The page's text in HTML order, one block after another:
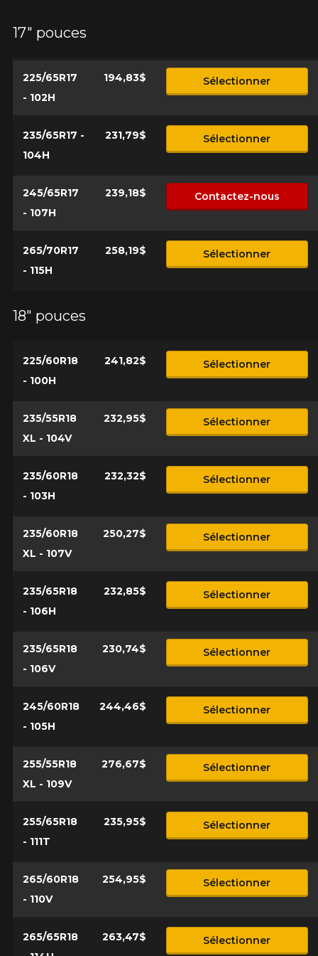
17" pouces
225/65R17
- 102H
194,83$ Sélectionner
235/65R17 -
104H
231,79$ Sélectionner
245/65R17
- 107H
239,18$ Contactez-nous
265/70R17
- 115H
258,19$ Sélectionner
18" pouces
225/60R18
- 100H
241,82$ Sélectionner
235/55R18
XL - 104V
232,95$ Sélectionner
235/60R18
- 103H
232,32$ Sélectionner
235/60R18
XL - 107V
250,27$ Sélectionner
235/65R18
- 106H
232,85$ Sélectionner
235/65R18
- 106V
230,74$ Sélectionner
245/60R18
- 105H
244,46$ Sélectionner
255/55R18
XL - 109V
276,67$ Sélectionner
255/65R18
- 111T
235,95$ Sélectionner
265/60R18
- 110V
254,95$ Sélectionner
265/65R18
263,47$ Sélectionner
d'équipement pour votre véhicule, vous devez vérifier